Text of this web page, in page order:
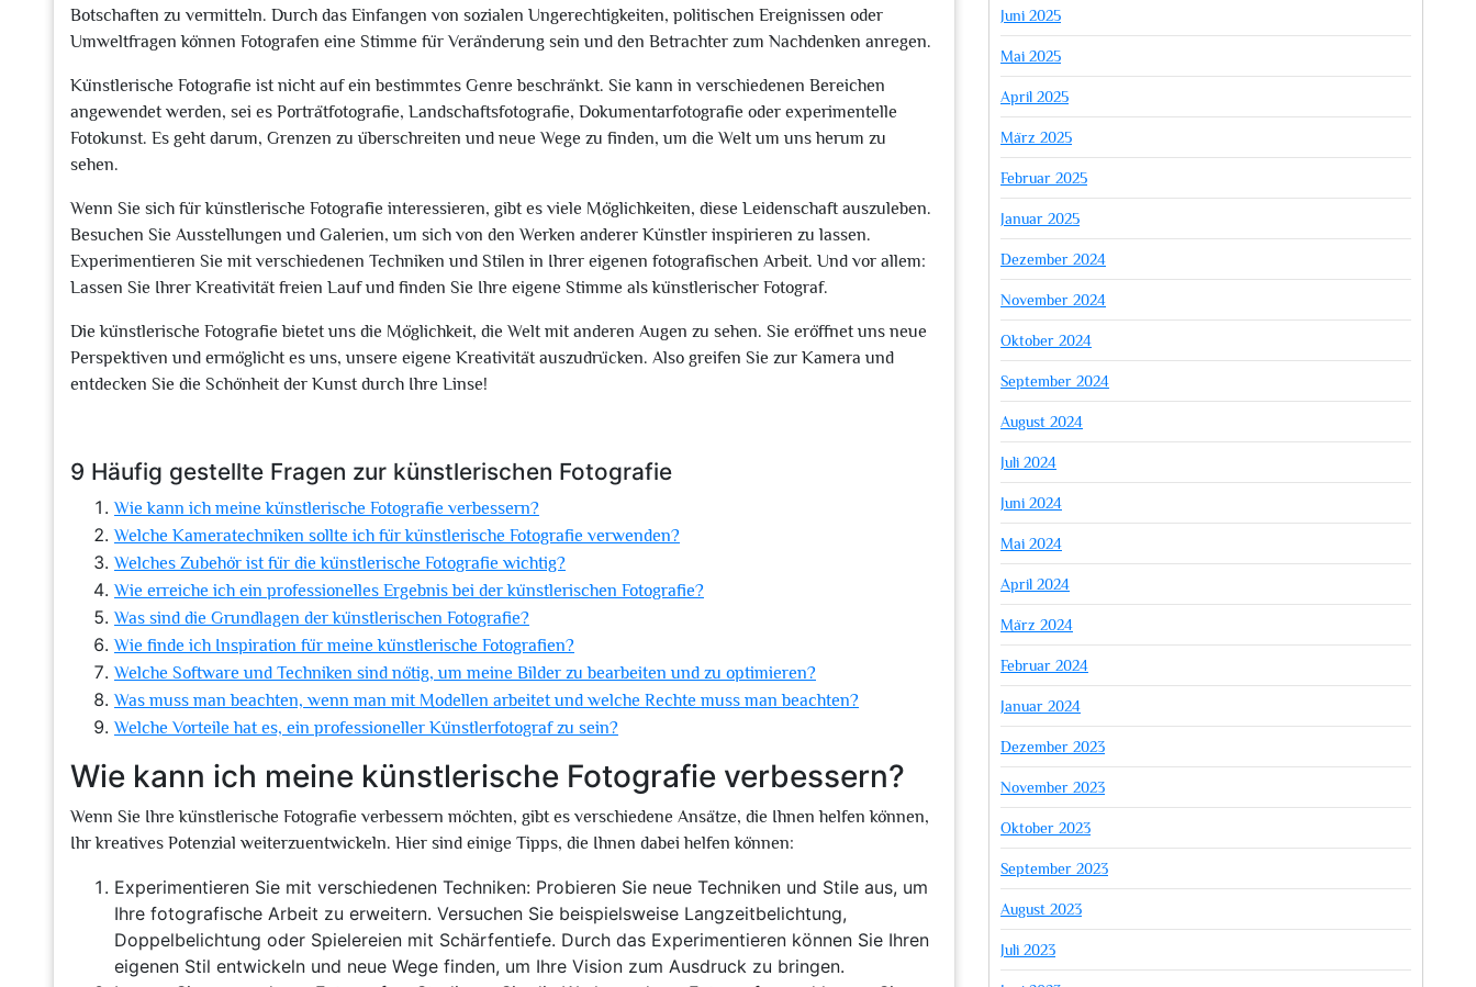
Botschaften zu vermitteln. Durch das Einfangen von sozialen Ungerechtigkeiten, politischen Ereignissen oder
Umweltfragen können Fotografen eine Stimme für Veränderung sein und den Betrachter zum Nachdenken anregen.
Künstlerische Fotografie ist nicht auf ein bestimmtes Genre beschränkt. Sie kann in verschiedenen Bereichen
angewendet werden, sei es Porträtfotografie, Landschaftsfotografie, Dokumentarfotografie oder experimentelle
Fotokunst. Es geht darum, Grenzen zu überschreiten und neue Wege zu finden, um die Welt um uns herum zu
sehen.
Wenn Sie sich für künstlerische Fotografie interessieren, gibt es viele Möglichkeiten, diese Leidenschaft auszuleben.
Besuchen Sie Ausstellungen und Galerien, um sich von den Werken anderer Künstler inspirieren zu lassen.
Experimentieren Sie mit verschiedenen Techniken und Stilen in Ihrer eigenen fotografischen Arbeit. Und vor allem:
Lassen Sie Ihrer Kreativität freien Lauf und finden Sie Ihre eigene Stimme als künstlerischer Fotograf.
Die künstlerische Fotografie bietet uns die Möglichkeit, die Welt mit anderen Augen zu sehen. Sie eröffnet uns neue
Perspektiven und ermöglicht es uns, unsere eigene Kreativität auszudrücken. Also greifen Sie zur Kamera und
entdecken Sie die Schönheit der Kunst durch Ihre Linse!
9 Häufig gestellte Fragen zur künstlerischen Fotografie
Wie kann ich meine künstlerische Fotografie verbessern?
Welche Kameratechniken sollte ich für künstlerische Fotografie verwenden?
Welches Zubehör ist für die künstlerische Fotografie wichtig?
Wie erreiche ich ein professionelles Ergebnis bei der künstlerischen Fotografie?
Was sind die Grundlagen der künstlerischen Fotografie?
Wie finde ich Inspiration für meine künstlerische Fotografien?
Welche Software und Techniken sind nötig, um meine Bilder zu bearbeiten und zu optimieren?
Was muss man beachten, wenn man mit Modellen arbeitet und welche Rechte muss man beachten?
Welche Vorteile hat es, ein professioneller Künstlerfotograf zu sein?
Wie kann ich meine künstlerische Fotografie verbessern?
Wenn Sie Ihre künstlerische Fotografie verbessern möchten, gibt es verschiedene Ansätze, die Ihnen helfen können,
Ihr kreatives Potenzial weiterzuentwickeln. Hier sind einige Tipps, die Ihnen dabei helfen können:
Experimentieren Sie mit verschiedenen Techniken: Probieren Sie neue Techniken und Stile aus, um
Ihre fotografische Arbeit zu erweitern. Versuchen Sie beispielsweise Langzeitbelichtung,
Doppelbelichtung oder Spielereien mit Schärfentiefe. Durch das Experimentieren können Sie Ihren
eigenen Stil entwickeln und neue Wege finden, um Ihre Vision zum Ausdruck zu bringen.
Juni 2025
Mai 2025
April 2025
März 2025
Februar 2025
Januar 2025
Dezember 2024
November 2024
Oktober 2024
September 2024
August 2024
Juli 2024
Juni 2024
Mai 2024
April 2024
März 2024
Februar 2024
Januar 2024
Dezember 2023
November 2023
Oktober 2023
September 2023
August 2023
Juli 2023